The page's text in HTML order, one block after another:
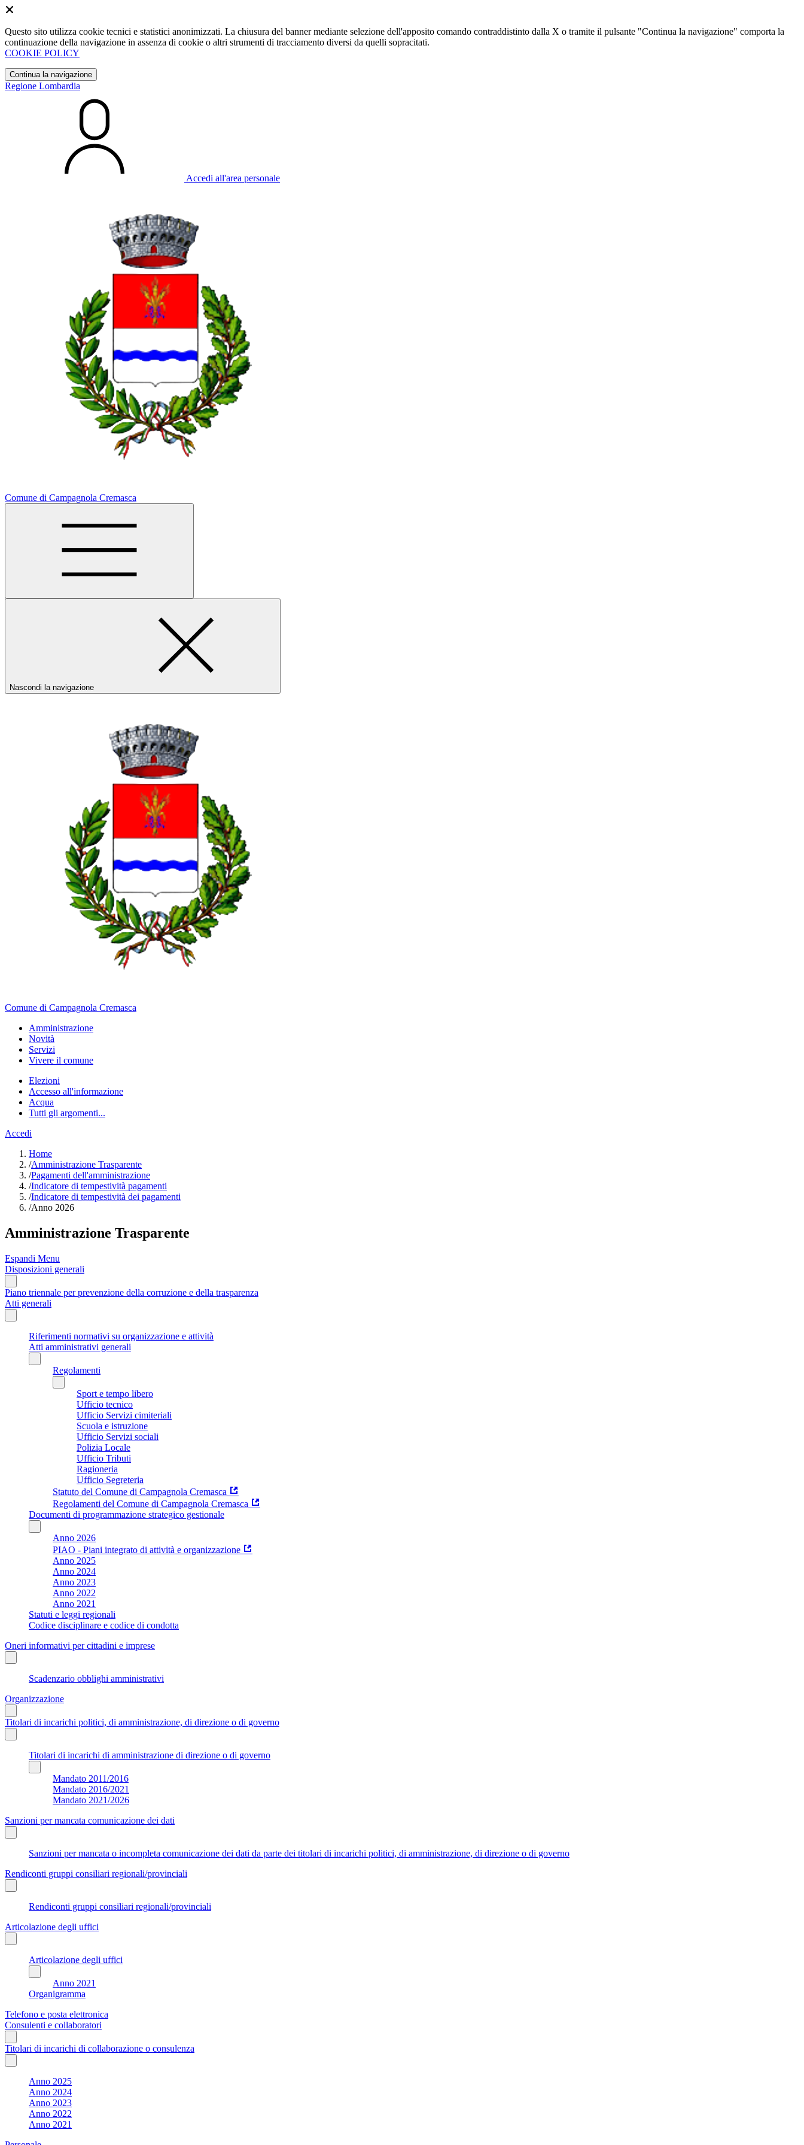
Questo sito utilizza cookie tecnici e statistici anonimizzati. La chiusura del banner mediante selezione dell'apposito comando contraddistinto dalla X o tramite il pulsante "Continua la navigazione" comporta la
continuazione della navigazione in assenza di cookie o altri strumenti di tracciamento diversi da quelli sopracitati.
COOKIE POLICY
Continua la navigazione
Regione Lombardia
Accedi all'area personale
Comune di Campagnola Cremasca
Nascondi la navigazione
Comune di Campagnola Cremasca
Amministrazione
Novità
Servizi
Vivere il comune
Elezioni
Accesso all'informazione
Acqua
Tutti gli argomenti...
Accedi
Home
/Amministrazione Trasparente
/Pagamenti dell'amministrazione
/Indicatore di tempestività pagamenti
/Indicatore di tempestività dei pagamenti
/Anno 2026
Amministrazione Trasparente
Espandi Menu
Disposizioni generali
Piano triennale per prevenzione della corruzione e della trasparenza
Atti generali
Riferimenti normativi su organizzazione e attività
Atti amministrativi generali
Regolamenti
Sport e tempo libero
Ufficio tecnico
Ufficio Servizi cimiteriali
Scuola e istruzione
Ufficio Servizi sociali
Polizia Locale
Ufficio Tributi
Ragioneria
Ufficio Segreteria
Statuto del Comune di Campagnola Cremasca
Regolamenti del Comune di Campagnola Cremasca
Documenti di programmazione strategico gestionale
Anno 2026
PIAO - Piani integrato di attività e organizzazione
Anno 2025
Anno 2024
Anno 2023
Anno 2022
Anno 2021
Statuti e leggi regionali
Codice disciplinare e codice di condotta
Oneri informativi per cittadini e imprese
Scadenzario obblighi amministrativi
Organizzazione
Titolari di incarichi politici, di amministrazione, di direzione o di governo
Titolari di incarichi di amministrazione di direzione o di governo
Mandato 2011/2016
Mandato 2016/2021
Mandato 2021/2026
Sanzioni per mancata comunicazione dei dati
Sanzioni per mancata o incompleta comunicazione dei dati da parte dei titolari di incarichi politici, di amministrazione, di direzione o di governo
Rendiconti gruppi consiliari regionali/provinciali
Rendiconti gruppi consiliari regionali/provinciali
Articolazione degli uffici
Articolazione degli uffici
Anno 2021
Organigramma
Telefono e posta elettronica
Consulenti e collaboratori
Titolari di incarichi di collaborazione o consulenza
Anno 2025
Anno 2024
Anno 2023
Anno 2022
Anno 2021